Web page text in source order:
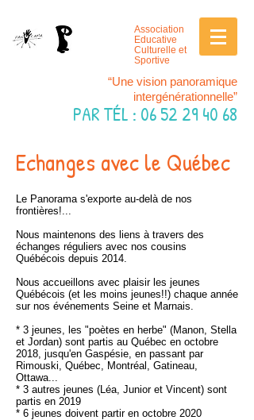
Association
Educative
Culturelle et
Sportive
“Une vision panoramique
intergénérationnelle”
PAR TÉL : 06 52 29 40 68
Echanges avec le Québec
Le Panorama s'exporte au-delà de nos
frontières!...
Nous maintenons des liens à travers des
échanges réguliers avec nos cousins
Québécois depuis 2014.
Nous accueillons avec plaisir les jeunes
Québécois (et les moins jeunes!!) chaque année
sur nos événements Seine et Marnais.
* 3 jeunes, les "poètes en herbe" (Manon, Stella
et Jordan) sont partis au Québec en octobre
2018, jusqu'en Gaspésie, en passant par
Rimouski, Québec, Montréal, Gatineau,
Ottawa...
* 3 autres jeunes (Léa, Junior et Vincent) sont
partis en 2019
* 6 jeunes doivent partir en octobre 2020